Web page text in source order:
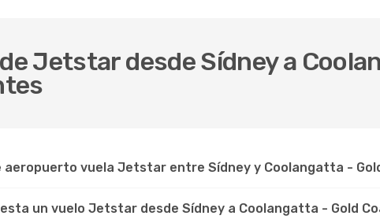
Jetstar desde Sídney a
aeropuerto vuela Jetstar entre Sídney y Coolangatta -
un vuelo Jetstar desde Sídney a Coolangatta - Gold